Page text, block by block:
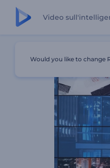
Video
Would you like to change